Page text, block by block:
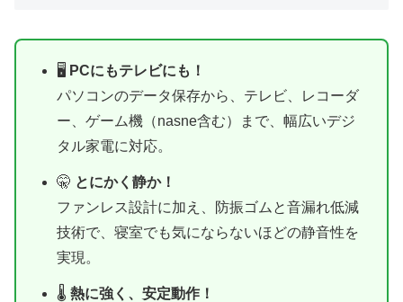
🖥️ PCにもテレビにも！
パソコンのデータ保存から、テレビ、レコーダ
ー、ゲーム機（nasne含む）まで、幅広いデジ
タル家電に対応。
🤫 とにかく静か！
ファンレス設計に加え、防振ゴムと音漏れ低減
技術で、寝室でも気にならないほどの静音性を
実現。
🌡️熱に強く、安定動作！